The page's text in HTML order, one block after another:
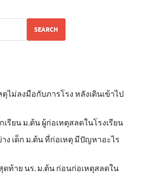
SEARCH
ตุไม่ลงมือกับภารโรง หลังเดินเข้าไป
รียน ม.ต้น ผู้ก่อเหตุสลดในโรงเรียน
ง เด็ก ม.ต้น ที่ก่อเหตุ มีปัญหาอะไร
ดท้าย นร. ม.ต้น ก่อนก่อเหตุสลดใน